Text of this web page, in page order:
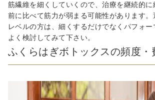
筋繊維を細くしていくので、治療を継続的
前に比べて筋力が弱まる可能性があります。
レベルの方は、細くするだけでなくパフォー
よく検討してみて下さい。
ふくらはぎボトックスの頻度・